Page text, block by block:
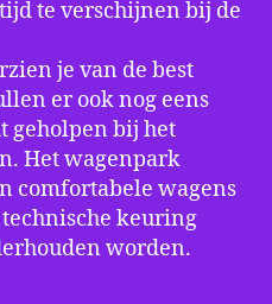
te verschijnen bij de
je van de best
er ook nog eens
geholpen bij het
Het wagenpark
comfortabele wagens
keuring
worden.